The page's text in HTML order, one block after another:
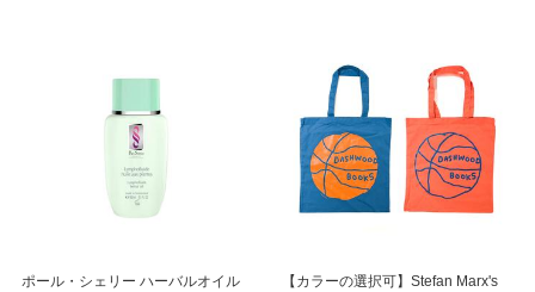
ポール・シェリー ハーバルオイル
【カラーの選択可】Stefan Marx's